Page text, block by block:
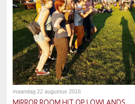
maandag 22 augustus 2016